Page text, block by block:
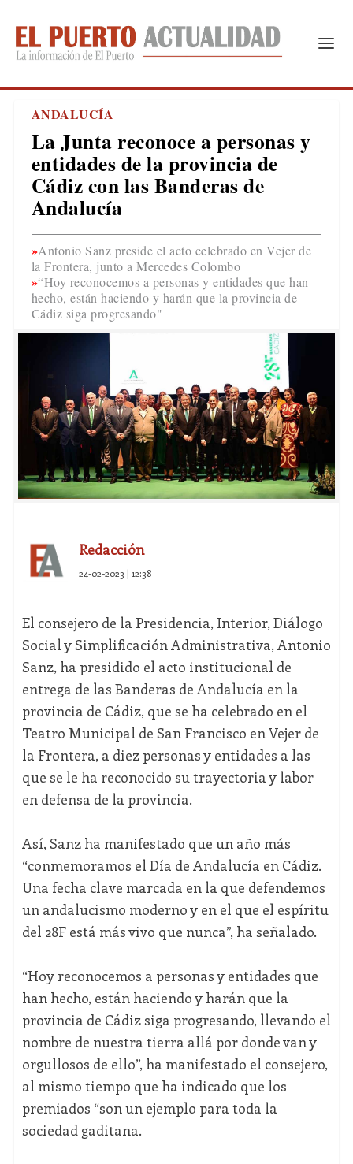
ANDALUCÍA
La Junta reconoce a personas y
entidades de la provincia de
Cádiz con las Banderas de
Andalucía
Antonio Sanz preside el acto celebrado en Vejer de
la Frontera, junto a Mercedes Colombo
“Hoy reconocemos a personas y entidades que han
hecho, están haciendo y harán que la provincia de
Cádiz siga progresando"
Redacción
24-02-2023 | 12:38
El consejero de la Presidencia, Interior, Diálogo
Social y Simplificación Administrativa, Antonio
Sanz, ha presidido el acto institucional de
entrega de las Banderas de Andalucía en la
provincia de Cádiz, que se ha celebrado en el
Teatro Municipal de San Francisco en Vejer de
la Frontera, a diez personas y entidades a las
que se le ha reconocido su trayectoria y labor
en defensa de la provincia.
Así, Sanz ha manifestado que un año más
“conmemoramos el Día de Andalucía en Cádiz.
Una fecha clave marcada en la que defendemos
un andalucismo moderno y en el que el espíritu
del 28F está más vivo que nunca”, ha señalado.
“Hoy reconocemos a personas y entidades que
han hecho, están haciendo y harán que la
provincia de Cádiz siga progresando, llevando el
nombre de nuestra tierra allá por donde van y
orgullosos de ello”, ha manifestado el consejero,
al mismo tiempo que ha indicado que los
premiados “son un ejemplo para toda la
sociedad gaditana.